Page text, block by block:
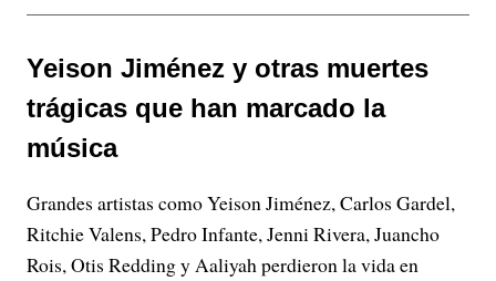
Yeison Jiménez y otras muertes
trágicas que han marcado la
música
Grandes artistas como Yeison Jiménez, Carlos Gardel,
Ritchie Valens, Pedro Infante, Jenni Rivera, Juancho
Rois, Otis Redding y Aaliyah perdieron la vida en